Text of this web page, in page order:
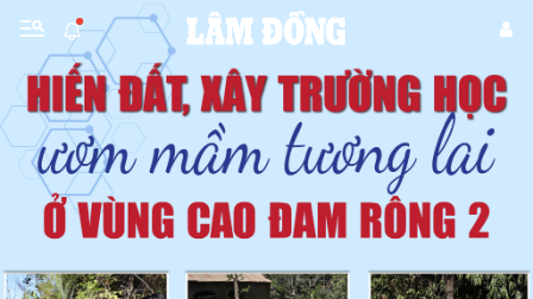
Gửi bình luận